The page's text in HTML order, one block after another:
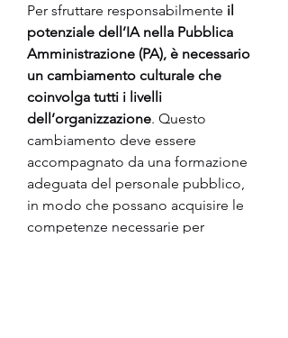
Per sfruttare responsabilmente il
potenziale dell’IA nella Pubblica
Amministrazione (PA), è necessario
un cambiamento culturale che
coinvolga tutti i livelli
dell’organizzazione. Questo
cambiamento deve essere
accompagnato da una formazione
adeguata del personale pubblico,
in modo che possano acquisire le
competenze necessarie per